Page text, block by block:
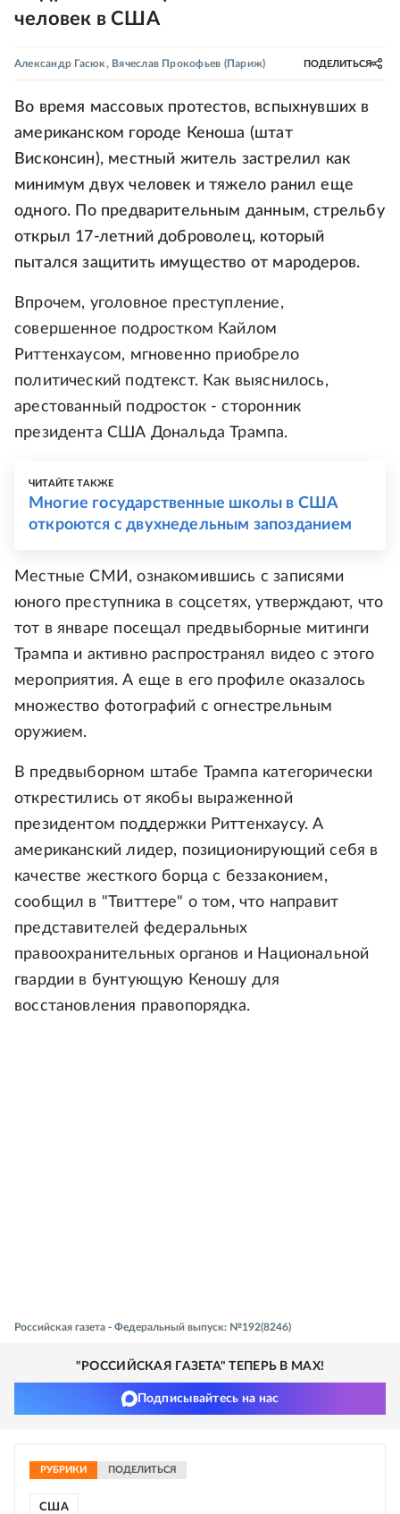
человек в США
Александр Гасюк, Вячеслав Прокофьев (Париж) ПОДЕЛИТЬСЯ
Во время массовых протестов, вспыхнувших в
американском городе Кеноша (штат
Висконсин), местный житель застрелил как
минимум двух человек и тяжело ранил еще
одного. По предварительным данным, стрельбу
открыл 17-летний доброволец, который
пытался защитить имущество от мародеров.
Впрочем, уголовное преступление,
совершенное подростком Кайлом
Риттенхаусом, мгновенно приобрело
политический подтекст. Как выяснилось,
арестованный подросток - сторонник
президента США Дональда Трампа.
ЧИТАЙТЕ ТАКЖЕ
Многие государственные школы в США
откроются с двухнедельным запозданием
Местные СМИ, ознакомившись с записями
юного преступника в соцсетях, утверждают, что
тот в январе посещал предвыборные митинги
Трампа и активно распространял видео с этого
мероприятия. А еще в его профиле оказалось
множество фотографий с огнестрельным
оружием.
В предвыборном штабе Трампа категорически
открестились от якобы выраженной
президентом поддержки Риттенхаусу. А
американский лидер, позиционирующий себя в
качестве жесткого борца с беззаконием,
сообщил в "Твиттере" о том, что направит
представителей федеральных
правоохранительных органов и Национальной
гвардии в бунтующую Кеношу для
восстановления правопорядка.
Российская газета - Федеральный выпуск: №192(8246)
"РОССИЙСКАЯ ГАЗЕТА" ТЕПЕРЬ В MAX!
Подписывайтесь на нас
РУБРИКИ ПОДЕЛИТЬСЯ
США